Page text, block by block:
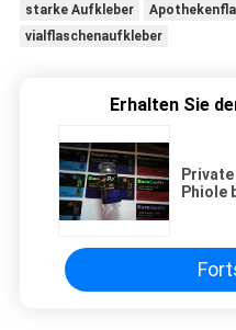
starke Aufkleber
vialflaschenaufkleber
Erhalten Sie
Phiole